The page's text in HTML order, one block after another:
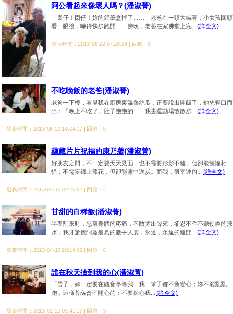
阿公看起來像壞人嗎？(潘淑菁)
「囡仔！囡仔！妳的鉛筆盒掉了……」老爸在一頭大喊著；小女孩回頭
看一眼後，嚇得快步跑開……傍晚，老爸在家佛堂上完... (詳全文)
發表時間：2013-08-22 07:28:34 | 回應：5
不吃晚飯的老爸(潘淑菁)
老爸一下樓，看見我在廚房裏溫熱絲瓜，正要說出開飯了，他先奪口而
出：「晚上不吃了，肚子飽飽的……我去運動場散散步... (詳全文)
發表時間：2013-08-20 14:04:17 | 回應：0
蘊藏片片祝福的康乃馨(潘淑菁)
好朋友之間，不一定要天天見面，也不需要形影不離，但卻能惺惺相
惜；不需要錦上添花，但卻能雪中送炭。而我，很幸運的... (詳全文)
發表時間：2013-04-17 07:20:52 | 回應：4
甘甜的白稀飯(潘淑菁)
半夜醒來時，忍著身體的疼痛，不敢哭出聲來，卻忍不住不聽使喚的淚
水，我才驚覺阿嬤是真的撒手人寰，永遠，永遠的離開... (詳全文)
發表時間：2013-04-10 20:14:02 | 回應：6
誰在秋天撿到我的心(潘淑菁)
「雪子，妳一定要在觀音亭等我，我一輩子都不會變心；妳不能亂亂
跑，這樣菩薩會不開心的；不要擔心我... (詳全文)
發表時間：2013-02-20 09:41:17 | 回應：3